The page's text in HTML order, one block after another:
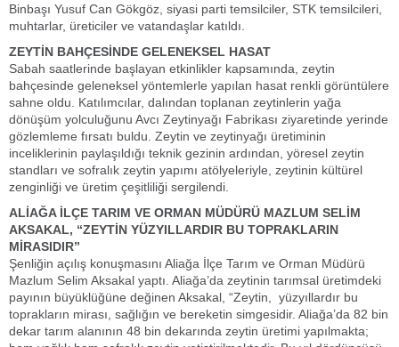
Binbaşı Yusuf Can Gökgöz, siyasi parti temsilciler, STK temsilcileri,
muhtarlar, üreticiler ve vatandaşlar katıldı.
ZEYTİN BAHÇESİNDE GELENEKSEL HASAT
Sabah saatlerinde başlayan etkinlikler kapsamında, zeytin
bahçesinde geleneksel yöntemlerle yapılan hasat renkli görüntülere
sahne oldu. Katılımcılar, dalından toplanan zeytinlerin yağa
dönüşüm yolculuğunu Avcı Zeytinyağı Fabrikası ziyaretinde yerinde
gözlemleme fırsatı buldu. Zeytin ve zeytinyağı üretiminin
inceliklerinin paylaşıldığı teknik gezinin ardından, yöresel zeytin
standları ve sofralık zeytin yapımı atölyeleriyle, zeytinin kültürel
zenginliği ve üretim çeşitliliği sergilendi.
ALİAĞA İLÇE TARIM VE ORMAN MÜDÜRÜ MAZLUM SELİM
AKSAKAL, “ZEYTİN YÜZYILLARDIR BU TOPRAKLARIN
MİRASIDIR”
Şenliğin açılış konuşmasını Aliağa İlçe Tarım ve Orman Müdürü
Mazlum Selim Aksakal yaptı. Aliağa’da zeytinin tarımsal üretimdeki
payının büyüklüğüne değinen Aksakal, “Zeytin, yüzyıllardır bu
toprakların mirası, sağlığın ve bereketin simgesidir. Aliağa’da 82 bin
dekar tarım alanının 48 bin dekarında zeytin üretimi yapılmakta;